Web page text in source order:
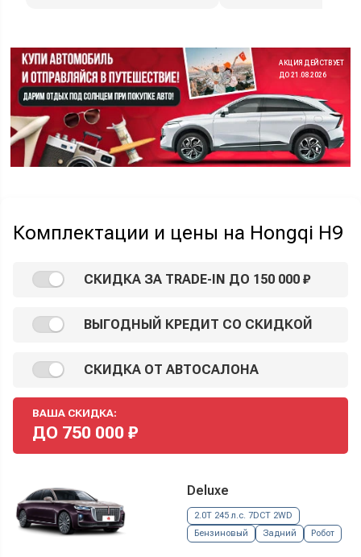
АКЦИЯ ДЕЙСТВУЕТ
ДО 21.08.2026
Комплектации и цены на Hongqi H9
СКИДКА ЗА TRADE-IN ДО 150 000 ₽
ВЫГОДНЫЙ КРЕДИТ СО СКИДКОЙ
СКИДКА ОТ АВТОСАЛОНА
ВАША СКИДКА:
ДО 750 000 ₽
Deluxe
2.0T 245 л.с. 7DCT 2WD
Бензиновый
Задний Робот